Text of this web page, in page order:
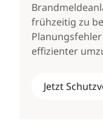
frühzeitig zu
effizienter
Jetzt